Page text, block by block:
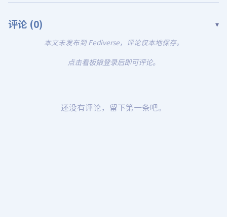
评论 (0) ▾
本文未发布到 Fediverse，评论仅本地保存。
点击看板娘登录后即可评论。
还没有评论，留下第一条吧。